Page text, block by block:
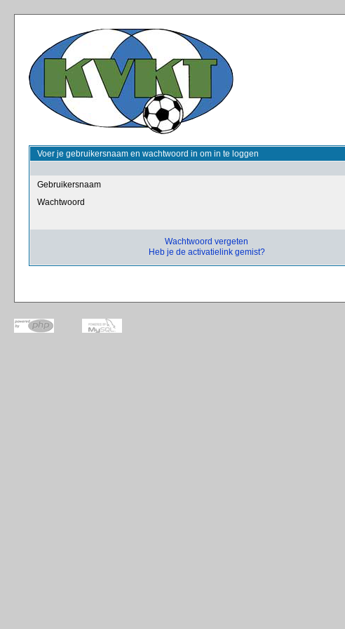
Voer je gebruikersnaam en wachtwoord in om in te loggen
Gebruikersnaam
Wachtwoord
Wachtwoord vergeten
Heb je de activatielink gemist?